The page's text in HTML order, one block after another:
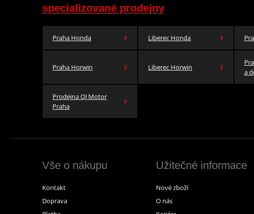
specializované prodejny
Praha Honda Liberec Honda
Praha Horwin Liberec Horwin
a
Prodejna QJ Motor
Praha
Vše o nákupu
Kontakt
Doprava
Užitečné informace
Nové zboží
O nás